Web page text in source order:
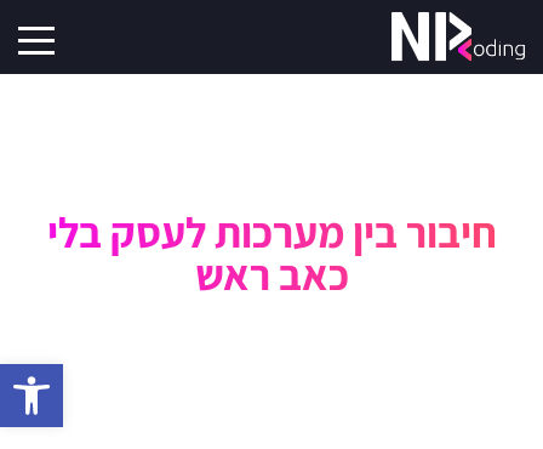
פתח
חיבור בין מערכות לעסק בלי
כאב ראש